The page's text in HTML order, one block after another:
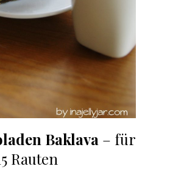
Baklava – für
Rauten